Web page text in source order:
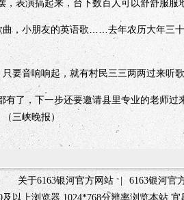
表演搞起来，台下数百人可以舒舒服服
小朋友的英语歌……去年农历大年三十
要音响响起，就有村民三三两两过来听
了，下一步还要邀请县里专业的老师过
（三峡晚报）
关于6163银河官方网站
6163银河官
及以上浏览器 1024*768分辨率浏览本站